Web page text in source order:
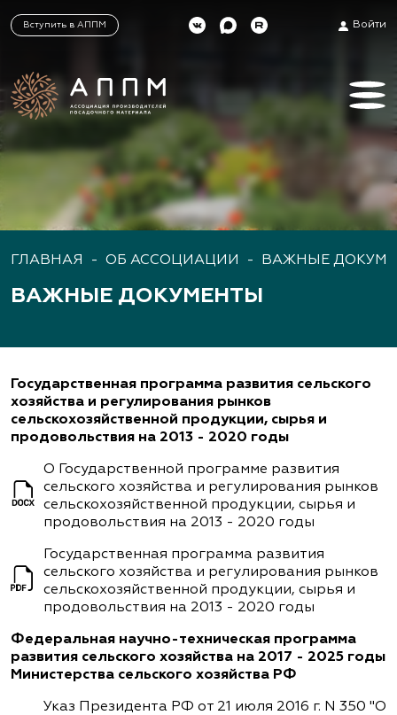
Вступить в АППМ Войти
ГЛАВНАЯ - ОБ АССОЦИАЦИИ - ВАЖНЫЕ
ВАЖНЫЕ ДОКУМЕНТЫ
Государственная программа развития сельского
хозяйства и регулирования рынков
сельскохозяйственной продукции, сырья и
продовольствия на 2013 - 2020 годы
О Государственной программе развития
сельского хозяйства и регулирования рынков
сельскохозяйственной продукции, сырья и
продовольствия на 2013 - 2020 годы
Государственная программа развития
сельского хозяйства и регулирования рынков
сельскохозяйственной продукции, сырья и
продовольствия на 2013 - 2020 годы
Федеральная научно-техническая программа
развития сельского хозяйства на 2017 - 2025 годы
Министерства сельского хозяйства РФ
Указ Президента РФ от 21 июля 2016 г. N 350 "О